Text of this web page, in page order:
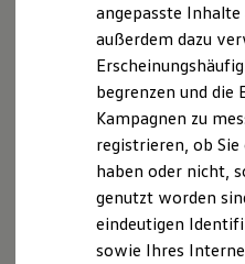
Kosten und Kauf
Kaufoptionen
E-Auto-
Software und
Die ID.
ID. Software
Digitale Extras
Schnittstellen
Hybridautos
Marke und Erlebnis
Volkswagen R und
R-Modelle
, 1 von 2 , 2 von 2
Park Assist Pro
angepasste
außerdem dazu
begrenzen und
Kampagnen zu
registrieren, ob
haben oder nicht,
genutzt worden
eindeutigen
sowie Ihres